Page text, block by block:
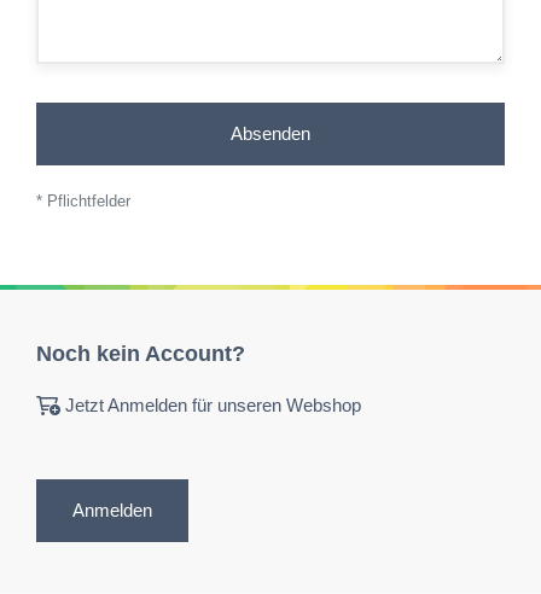
Absenden
* Pflichtfelder
Noch kein Account?
Jetzt Anmelden für unseren Webshop
Anmelden